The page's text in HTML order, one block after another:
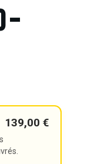
–
139,00 €